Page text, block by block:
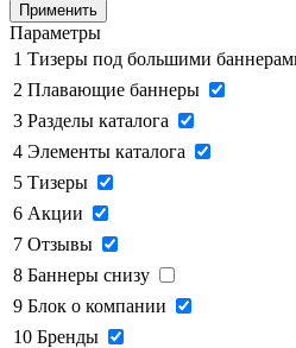
Применить
Параметры
1 Тизеры под большими
2 Плавающие баннеры
3 Разделы каталога
4 Элементы каталога
5 Тизеры
6 Акции
7 Отзывы
8 Баннеры снизу
9 Блок о компании
10 Бренды